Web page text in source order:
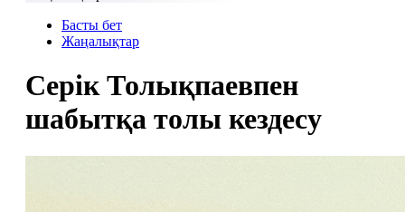
Басты бет
Жаңалықтар
Серік Толықпаевпен
шабытқа толы кездесу